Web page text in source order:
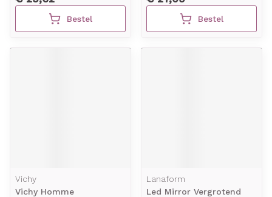
Bestel Bestel
Vichy
Vichy Homme
Lanaform
Led Mirror Vergrotend